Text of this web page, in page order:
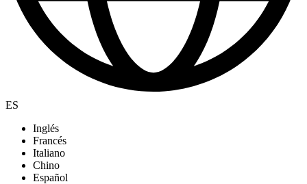
ES
Inglés
Francés
Italiano
Chino
Español